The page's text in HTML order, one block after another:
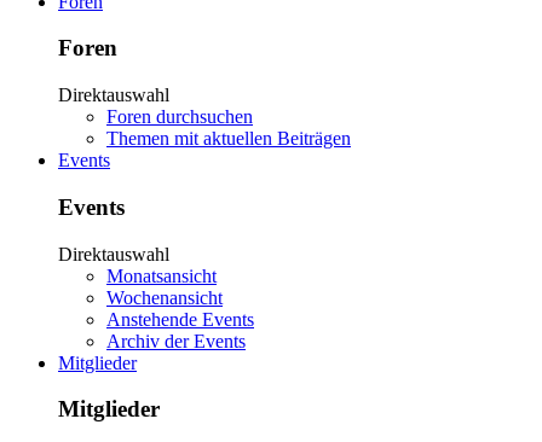
Foren
Direktauswahl
Foren durchsuchen
Themen mit aktuellen Beiträgen
Events
Events
Direktauswahl
Monatsansicht
Wochenansicht
Anstehende Events
Archiv der Events
Mitglieder
Mitglieder